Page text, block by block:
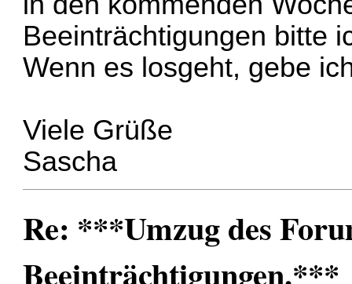
Beeinträchtigungen bitte
Wenn es losgeht, gebe
Viele Grüße
Sascha
Re: ***Umzug des
Beeinträchtigungen.***